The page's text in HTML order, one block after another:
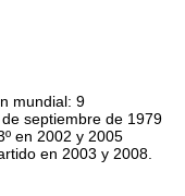
mundial: 9
septiembre de 1979
en 2002 y 2005
en 2003 y 2008.